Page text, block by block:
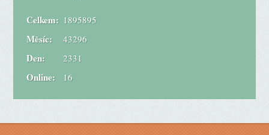
Online: 16
Celkem: 1895895
Měsíc: 43296
Den: 2331